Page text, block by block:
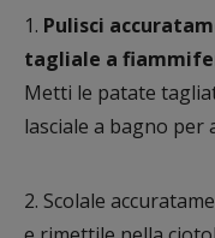
1. Pulisci
tagliale a
Metti le patate
lasciale a bagno per
2. Scolale